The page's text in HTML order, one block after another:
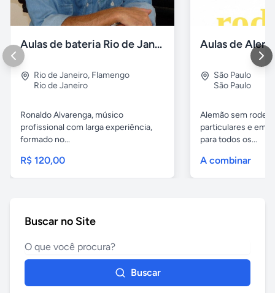
Aulas de bateria Rio de Janeiro
Rio de Janeiro, Flamengo
Rio de Janeiro
Ronaldo Alvarenga, músico
profissional com larga experiência,
formado no...
R$ 120,00
São Paulo
São Paulo
Alemão sem
particulares e em
para todos os...
A combinar
Buscar no Site
Buscar